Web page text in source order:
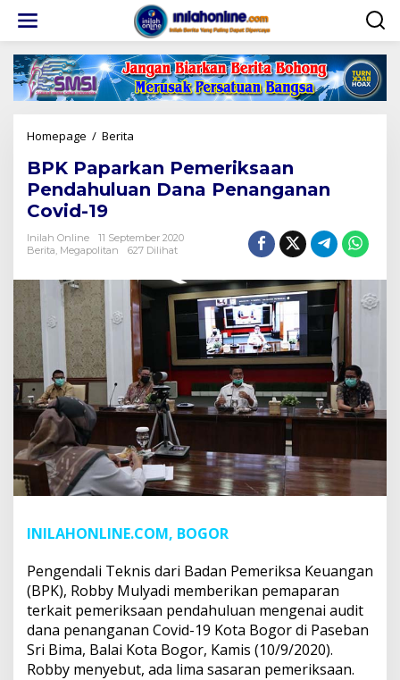
konten
Homepage / Berita
Pemeriksaan
Pendahuluan
Dana
Covid-
19
BPK Paparkan Pemeriksaan
Pendahuluan Dana Penanganan
Covid-19
Inilah Online
11 September 2020
Berita Megapolitan 627 Dilihat
INILAHONLINE.COM, BOGOR
Pengendali Teknis dari Badan Pemeriksa Keuangan
(BPK), Robby Mulyadi memberikan pemaparan
terkait pemeriksaan pendahuluan mengenai audit
dana penanganan Covid-19 Kota Bogor di Paseban
Sri Bima, Balai Kota Bogor, Kamis (10/9/2020).
Robby menyebut, ada lima sasaran pemeriksaan.